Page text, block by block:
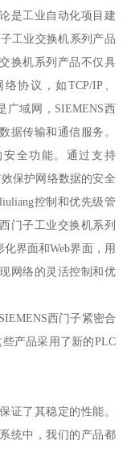
是工业自动化项目建
工业交换机系列产品
换机系列产品不仅具
协议，如TCP/IP、
广域网，SIEMENS西
据传输和通信服务。
全功能。通过支持
保护网络数据的安全
控制和优先级管
门子工业交换机系列
界面和Web界面，用
网络的灵活控制和优
西门子紧密合
产品采用了新的PLC
证了其稳定的性能。
统中，我们的产品都